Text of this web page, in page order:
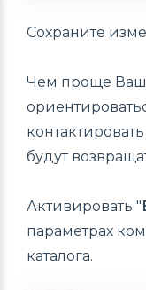
Сохраните
Чем проще
будут
Активировать "
параметрах
каталога.